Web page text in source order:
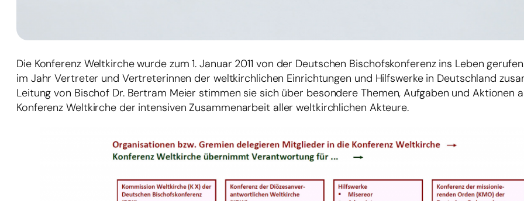
Die Konferenz Weltkirche wurde zum 1. Januar 2011 von der Deutschen Bischofskonferenz ins Leben
im Jahr Vertreter und Vertreterinnen der weltkirchlichen Einrichtungen und Hilfswerke in Deutschland
Leitung von Bischof Dr. Bertram Meier stimmen sie sich über besondere Themen, Aufgaben und Aktionen
Konferenz Weltkirche der intensiven Zusammenarbeit aller weltkirchlichen Akteure.